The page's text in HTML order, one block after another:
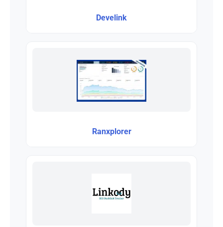
Develink
Ranxplorer